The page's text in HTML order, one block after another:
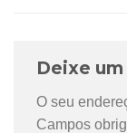
Deixe
O seu
Campos